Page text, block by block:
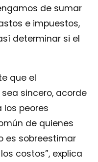
de sumar
e impuestos,
determinar si el
que el
sincero, acorde
peores
de quienes
es sobreestimar
costos”, explica